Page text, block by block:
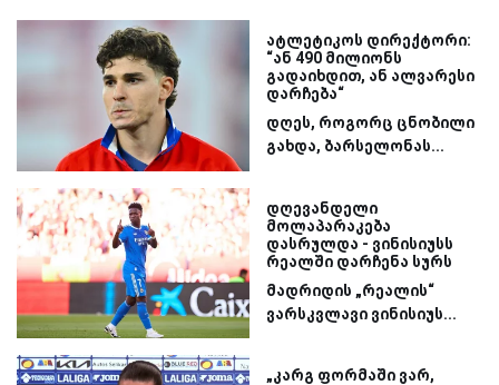
ატლეტიკოს დირექტორი:
“ან 490 მილიონს
გადაიხდით, ან ალვარესი
დარჩება“
დღეს, როგორც ცნობილი
გახდა, ბარსელონას...
დღევანდელი
მოლაპარაკება
დასრულდა - ვინისიუსს
რეალში დარჩენა სურს
მადრიდის „რეალის“
ვარსკვლავი ვინისიუს...
„კარგ ფორმაში ვარ,